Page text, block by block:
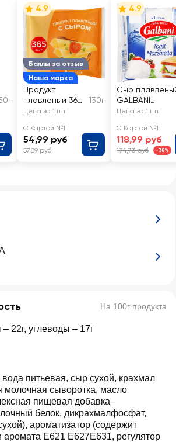
На 100г продукта
22г, углеводы – 17г
питьевая, сыр сухой, крахмал
молочная сыворотка, масло
пищевая добавка–
белок, дикрахмалфосфат,
ароматизатор (содержит
аромата Е621 Е627Е631, регулятор
Баллы за отзыв
Наша марка
4.9
Продукт
плавленый 365
ДНЕЙ с сыром
змж
130г
Цена за 1 шт
С Картой №1
54,99 руб
57,89 руб
4.9
Сыр
GALBANI
Mozzarella
змж
Цена за 1 шт
С Картой №1
118,99 руб
194,73 руб -38%